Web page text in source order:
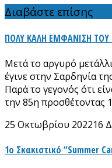
Διαβάστε επίσης
ΠΟΛΥ ΚΑΛΗ ΕΜΦΑΝΙΣΗ
Μετά το αργυρό
έγινε στην Σαρδηνία
Παρά το γεγονός ότι
την 85η προσθέτοντας
25 Οκτωβρίου 202216
1ο Σκακιστικό “Summer